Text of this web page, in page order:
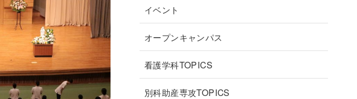
イベント
オープンキャンパス
看護学科TOPICS
別科助産専攻TOPICS